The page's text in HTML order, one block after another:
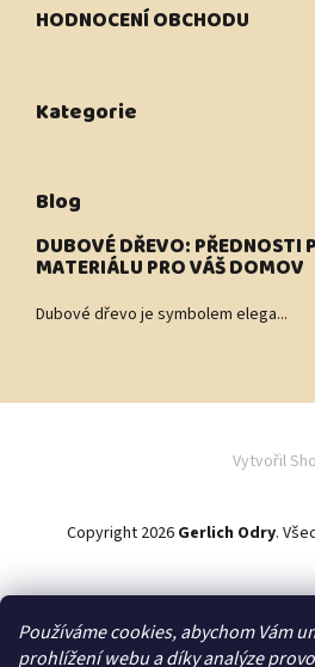
Používáme cookies, abychom Vám
prohlížení webu a díky analýze
HODNOCENÍ OBCHODU
Kategorie
Blog
DUBOVÉ DŘEVO: PŘEDNOSTI
MATERIÁLU PRO VÁŠ DOMOV
Dubové dřevo je symbolem elega...
Vytvořil
Copyright 2026 Gerlich Odry.
Zakázková výroba